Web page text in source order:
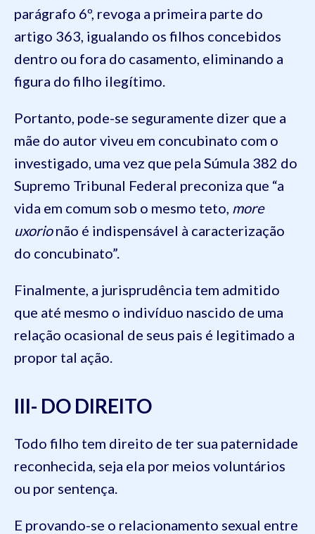
parágrafo 6º, revoga a primeira parte do
artigo 363, igualando os filhos concebidos
dentro ou fora do casamento, eliminando a
figura do filho ilegítimo.
Portanto, pode-se seguramente dizer que a
mãe do autor viveu em concubinato com o
investigado, uma vez que pela Súmula 382 do
Supremo Tribunal Federal preconiza que “a
vida em comum sob o mesmo teto, more
uxorionão é indispensável à caracterização
do concubinato”.
Finalmente, a jurisprudência tem admitido
que até mesmo o indivíduo nascido de uma
relação ocasional de seus pais é legitimado a
propor tal ação.
III- DO DIREITO
Todo filho tem direito de ter sua paternidade
reconhecida, seja ela por meios voluntários
ou por sentença.
E provando-se o relacionamento sexual entre